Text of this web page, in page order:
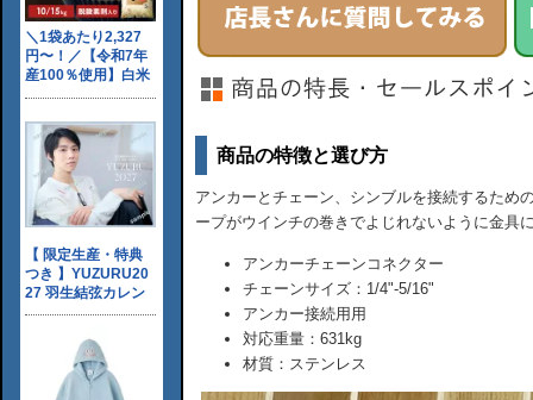
商品の特徴と選び方
アンカーとチェーン、シンブルを接続するため
ープがウインチの巻きでよじれないように金具
アンカーチェーンコネクター
チェーンサイズ：1/4"-5/16"
アンカー接続用用
対応重量：631kg
材質：ステンレス